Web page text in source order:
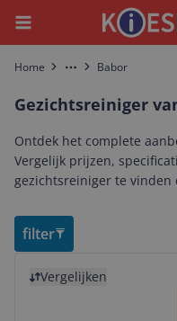
Menu
Home More Babor
Gezichtsreiniger
Ontdek het complete
Vergelijk prijzen,
gezichtsreiniger te vinden
filter
Vergelijken